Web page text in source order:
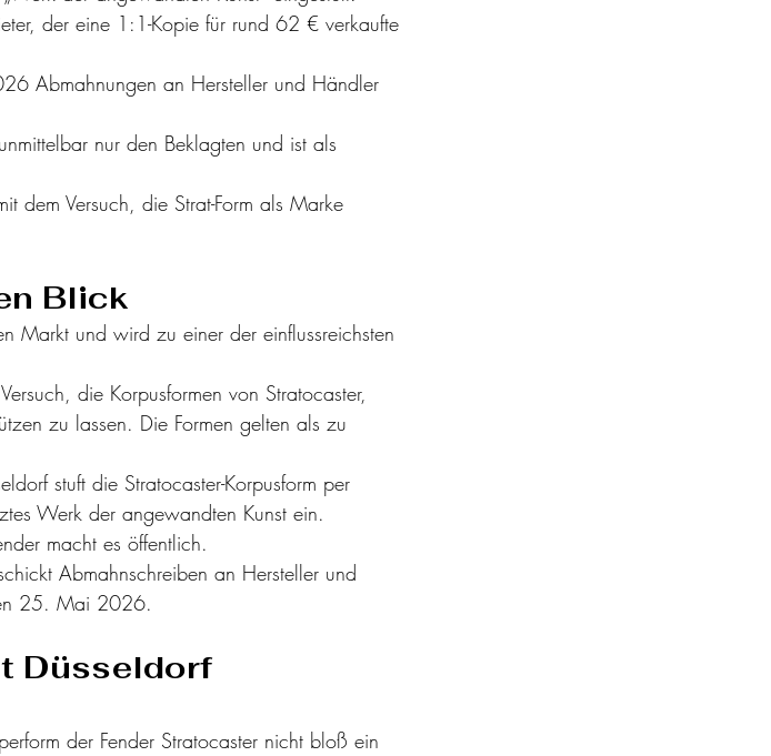
der eine 1:1-Kopie für rund 62 € verkaufte
Abmahnungen an Hersteller und Händler
nur den Beklagten und ist als
dem Versuch, die Strat-Form als Marke
Blick
Markt und wird zu einer der einflussreichsten
die Korpusformen von Stratocaster,
zu lassen. Die Formen gelten als zu
stuft die Stratocaster-Korpusform per
Werk der angewandten Kunst ein.
macht es öffentlich.
Abmahnschreiben an Hersteller und
25. Mai 2026.
Düsseldorf
der Fender Stratocaster nicht bloß ein